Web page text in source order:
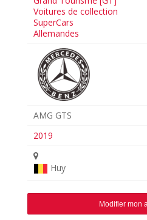
Voitures de collection
SuperCars
Allemandes
AMG GTS
2019
Huy
Modifier mon